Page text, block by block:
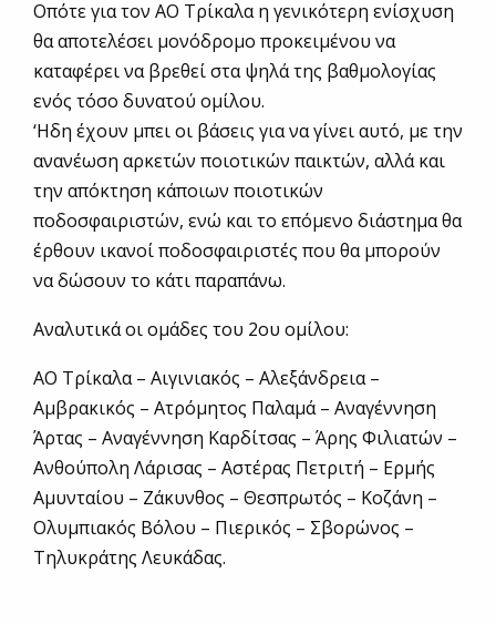
Οπότε για τον ΑΟ Τρίκαλα η γενικότερη ενίσχυση
θα αποτελέσει μoνόδρομο προκειμένου να
καταφέρει να βρεθεί στα ψηλά της βαθμολογίας
ενός τόσο δυνατού ομίλου.
‘Ηδη έχουν μπει οι βάσεις για να γίνει αυτό, με την
ανανέωση αρκετών ποιοτικών παικτών, αλλά και
την απόκτηση κάποιων ποιοτικών
ποδοσφαιριστών, ενώ και το επόμενο διάστημα θα
έρθουν ικανοί ποδοσφαιριστές που θα μπορούν
να δώσουν το κάτι παραπάνω.
Αναλυτικά οι ομάδες του 2ου ομίλου:
ΑΟ Τρίκαλα – Αιγινιακός – Αλεξάνδρεια –
Αμβρακικός – Ατρόμητος Παλαμά – Αναγέννηση
Άρτας – Αναγέννηση Καρδίτσας – Άρης Φιλιατών –
Ανθούπολη Λάρισας – Αστέρας Πετριτή – Ερμής
Αμυνταίου – Ζάκυνθος – Θεσπρωτός – Κοζάνη –
Ολυμπιακός Βόλου – Πιερικός – Σβορώνος –
Τηλυκράτης Λευκάδας.